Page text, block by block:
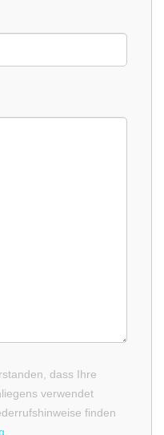
dass Ihre
verwendet
finden